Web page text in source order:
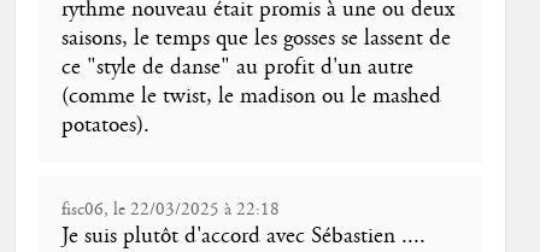
rythme nouveau était promis à une ou deux
saisons, le temps que les gosses se lassent de
ce "style de danse" au profit d'un autre
(comme le twist, le madison ou le mashed
potatoes).
fisc06, le 22/03/2025 à 22:18
Je suis plutôt d'accord avec Sébastien ....